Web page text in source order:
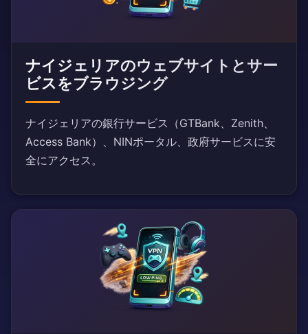
ナイジェリアのウェブサイトとサー
ビスをブラウジング
ナイジェリアの銀行サービス（GTBank、Zenith、
Access Bank）、NINポータル、政府サービスに安
全にアクセス。